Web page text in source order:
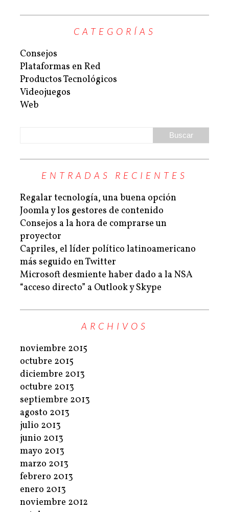
CATEGORÍAS
Consejos
Plataformas en Red
Productos Tecnológicos
Videojuegos
Web
ENTRADAS RECIENTES
Regalar tecnología, una buena opción
Joomla y los gestores de contenido
Consejos a la hora de comprarse un
proyector
Capriles, el líder político latinoamericano
más seguido en Twitter
Microsoft desmiente haber dado a la NSA
“acceso directo” a Outlook y Skype
ARCHIVOS
noviembre 2015
octubre 2015
diciembre 2013
octubre 2013
septiembre 2013
agosto 2013
julio 2013
junio 2013
mayo 2013
marzo 2013
febrero 2013
enero 2013
noviembre 2012